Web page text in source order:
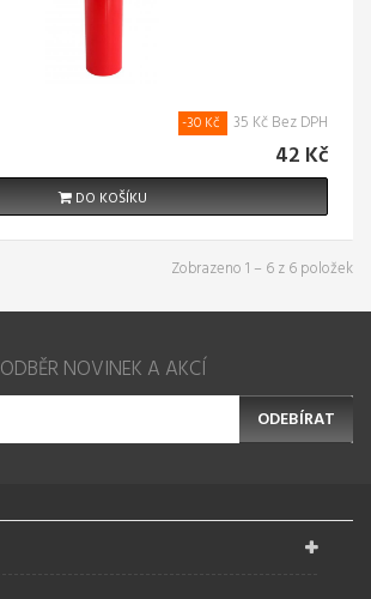
-30 Kč 35 Kč Bez DPH
42 Kč
DO KOŠÍKU
Zobrazeno 1 – 6 z 6 položek
ODBĚR NOVINEK A AKCÍ
ODEBÍRAT